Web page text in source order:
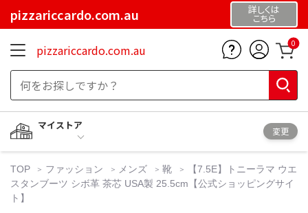
pizzariccardo.com.au 詳しくは
こちら
pizzariccardo.com.au 0
マイストア
変更
TOP ファッション メンズ 靴
【7.5E】トニーラマ ウエ
スタンブーツ シボ革 茶芯 USA製 25.5cm【公式ショッピングサイ
ト】